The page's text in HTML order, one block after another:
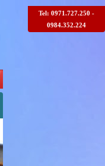
Tel: 0971.727.250 -
0984.352.224